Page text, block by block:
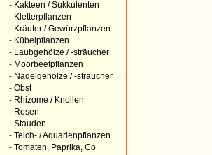
- Kakteen / Sukkulenten
- Kletterpflanzen
- Kräuter / Gewürzpflanzen
- Kübelpflanzen
-
Laubgehölze / -sträucher
- Moorbeetpflanzen
- Nadelgehölze / -sträucher
- Obst
- Rhizome / Knollen
- Rosen
- Stauden
- Teich- / Aquarienpflanzen
- Tomaten, Paprika, Co